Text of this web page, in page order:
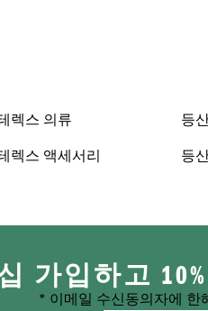
렉스 의류
렉스 액세서리
등
등
가입하고
* 이메일 수신동의자에 한